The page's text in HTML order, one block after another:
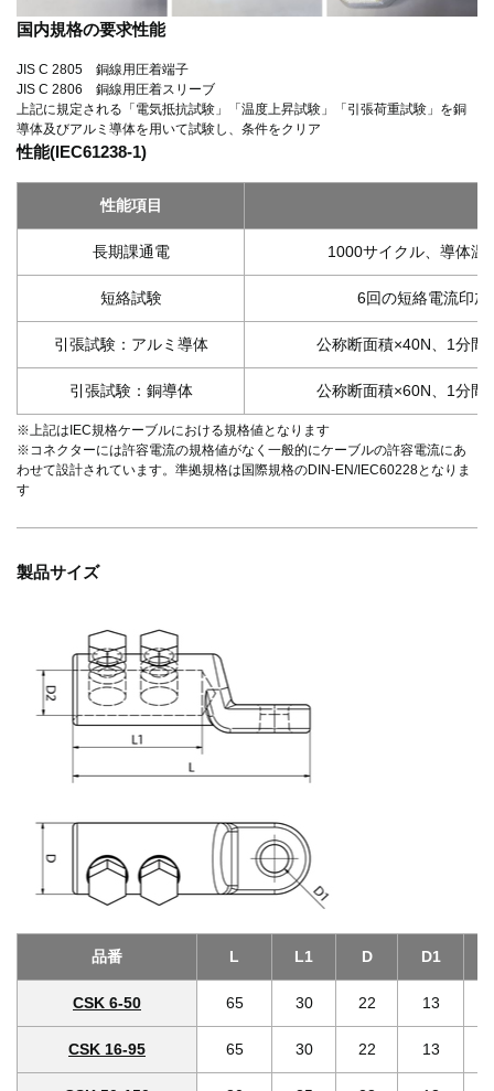
国内規格の要求性能
JIS C 2805 銅線用圧着端子
JIS C 2806 銅線用圧着スリーブ
上記に規定される「電気抵抗試験」「温度上昇試験」「引張荷重試験」を銅
導体及びアルミ導体を用いて試験し、条件をクリア
性能(IEC61238-1)
性能項目
長期課通電 1000サイクル、導体温
短絡試験 6回の短絡電流印
引張試験：アルミ導体 公称断面積×40N、1分間
引張試験：銅導体 公称断面積×60N、1分間
※上記はIEC規格ケーブルにおける規格値となります
※コネクターには許容電流の規格値がなく一般的にケーブルの許容電流にあ
わせて設計されています。準拠規格は国際規格のDIN-EN/IEC60228となりま
す
製品サイズ
品番 L L1 D D1
CSK 6-50 65 30 22 13
CSK 16-95 65 30 22 13